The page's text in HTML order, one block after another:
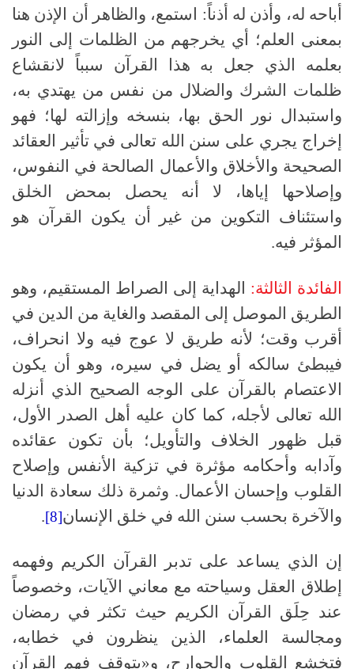
أباحه له، وأذن له أذناً: استمع، والظاهر أن الإذن هنا
بمعنى العلم؛ أي يخرجهم من الظلمات إلى النور
بعلمه الذي جعل به هذا القرآن سبباً لانقشاع
ظلمات الشرك والضلال من نفس من يهتدي به،
واستبدال نور الحق بها، بنسخه وإزالته لها؛ فهو
إخراج يجري على سنن الله تعالى في تأثير العقائد
الصحيحة والأخلاق والأعمال الصالحة في النفوس،
وإصلاحها إياها، لا أنه يحصل بمحض الخلق
واستئناف التكوين من غير أن يكون القرآن هو
المؤثر فيه.
الفائدة الثالثة: الهداية إلى الصراط المستقيم، وهو
الطريق الموصل إلى المقصد والغاية من الدين في
أقرب وقت؛ لأنه طريق لا عوج فيه ولا انحراف،
فيبطئ سالكه أو يضل في سيره، وهو أن يكون
الاعتصام بالقرآن على الوجه الصحيح الذي أنزله
الله تعالى لأجله، كما كان عليه أهل الصدر الأول،
قبل ظهور الخلاف والتأويل؛ بأن تكون عقائده
وآدابه وأحكامه مؤثرة في تزكية الأنفس وإصلاح
القلوب وإحسان الأعمال. وثمرة ذلك سعادة الدنيا
والآخرة بحسب سنن الله في خلق الإنسان[8]
.
إن الذي يساعد على تدبر القرآن الكريم وفهمه
إطلاق العقل وسياحته مع معاني الآيات، وخصوصاً
عند حِلَق القرآن الكريم حيث تكثر في رمضان
ومجالسة العلماء، الذين ينظرون في خطابه،
فتخشع القلوب والجوارح، و«يتوقف فهم القرآن